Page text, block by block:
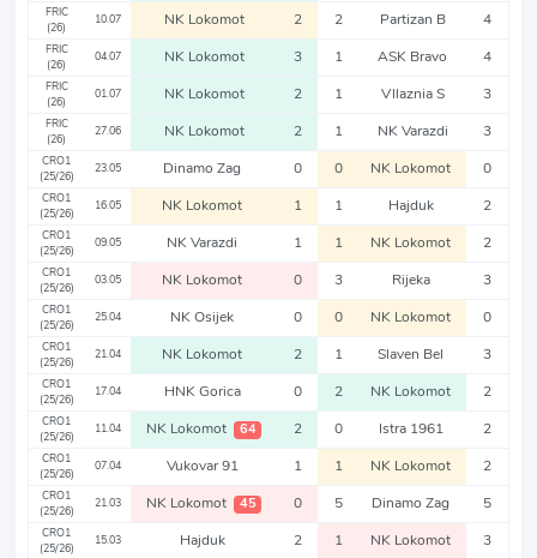
FRIC
(26)
10.07 NK Lokomot 2 2 Partizan B 4
FRIC
(26)
04.07 NK Lokomot 3 1 ASK Bravo 4
FRIC
(26)
01.07 NK Lokomot 2 1 Vllaznia S 3
FRIC
(26)
27.06 NK Lokomot 2 1 NK Varazdi 3
CRO1
(25/26)
23.05 Dinamo Zag 0 0 NK Lokomot 0
CRO1
(25/26)
16.05 NK Lokomot 1 1 Hajduk 2
CRO1
(25/26)
09.05 NK Varazdi 1 1 NK Lokomot 2
CRO1
(25/26)
03.05 NK Lokomot 0 3 Rijeka 3
CRO1
(25/26)
25.04 NK Osijek 0 0 NK Lokomot 0
CRO1
(25/26)
21.04 NK Lokomot 2 1 Slaven Bel 3
CRO1
(25/26)
17.04 HNK Gorica 0 2 NK Lokomot 2
CRO1
(25/26)
11.04 NK Lokomot 64 2 0 Istra 1961 2
CRO1
(25/26)
07.04 Vukovar 91 1 1 NK Lokomot 2
CRO1
(25/26)
21.03 NK Lokomot 45 0 5 Dinamo Zag 5
CRO1
(25/26)
15.03 Hajduk 2 1 NK Lokomot 3